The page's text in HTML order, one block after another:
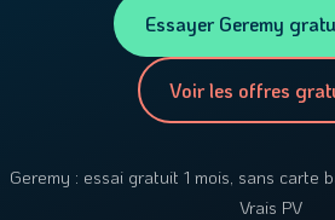
Essayer Geremy
Voir les offres
Geremy : essai gratuit 1 mois, sans carte
Vrais PV